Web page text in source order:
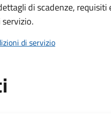
di scadenze,
di servizio